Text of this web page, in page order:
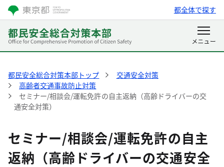
都全体で探す
都民安全総合対策本部トップ
交通安全対策
高齢者交通事故防止対策
セミナー/相談会/運転免許の自主返納（高齢ドライバーの交
通安全対策）
セミナー/相談会/運転免許の自主
返納（高齢ドライバーの交通安全